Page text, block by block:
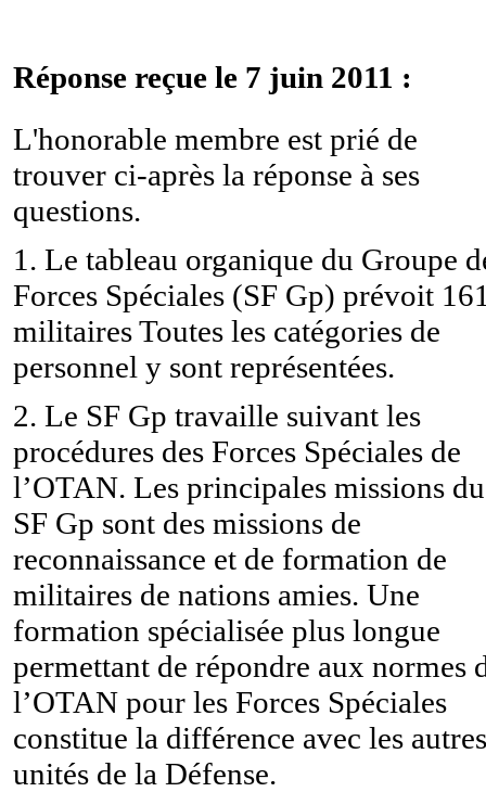
Réponse reçue le 7 juin 2011 :
L'honorable membre est prié de
trouver ci-après la réponse à ses
questions.
1. Le tableau organique du Groupe
Forces Spéciales (SF Gp) prévoit
militaires Toutes les catégories de
personnel y sont représentées.
2. Le SF Gp travaille suivant les
procédures des Forces Spéciales de
l’OTAN. Les principales missions du
SF Gp sont des missions de
reconnaissance et de formation de
militaires de nations amies. Une
formation spécialisée plus longue
permettant de répondre aux normes
l’OTAN pour les Forces Spéciales
constitue la différence avec les autres
unités de la Défense.